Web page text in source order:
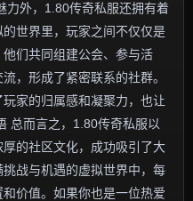
力外，1.80传奇私服还拥有着
世界里，玩家之间不仅仅是
们共同组建公会、参与活
，形成了紧密联系的社群。
家的归属感和凝聚力，也让
总而言之，1.80传奇私服以
的社区文化，成功吸引了大
战与机遇的虚拟世界中，每
价值。如果你也是一位热爱